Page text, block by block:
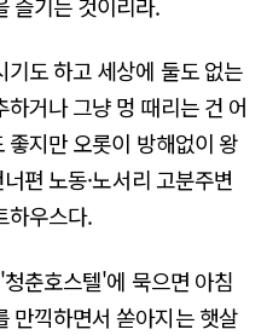
도 하고 세상에 둘도 없는
거나 그냥 멍 때리는 건 어
지만 오롯이 방해없이 왕
편 노동·노서리 고분주변
하우스다.
춘호스텔'에 묵으면 아침
만끽하면서 쏟아지는 햇살